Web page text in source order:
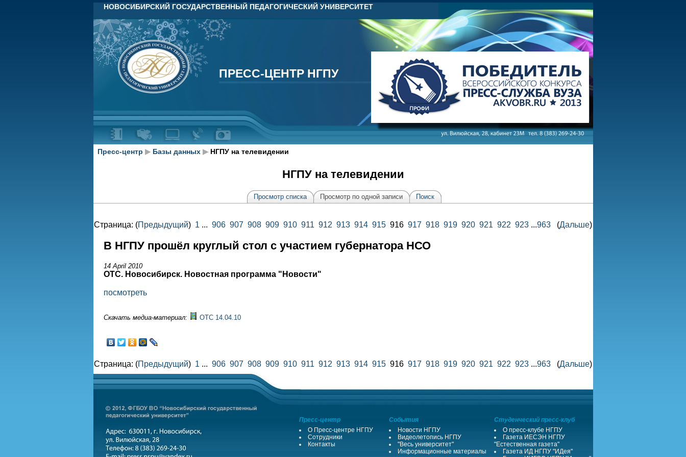
НОВОСИБИРСКИЙ ГОСУДАРСТВЕННЫЙ ПЕДАГОГИЧЕСКИЙ УНИВЕРСИТЕТ
ПРЕСС-ЦЕНТР НГПУ
ПРЕСС-ЦЕНТР НГПУ
Пресс-центр ▶ Базы данных ▶НГПУ на телевидении
НГПУ на телевидении
Просмотр списка Просмотр по одной записи Поиск
Страница: (Предыдущий) 1 ... 906 907 908 909 910 911 912 913 914 915 916 917 918 919 920 921 922 923 ...963 (Дальше)
В НГПУ прошёл круглый стол с участием губернатора НСО
14 April 2010
ОТС. Новосибирск. Новостная программа "Новости"
посмотреть
Скачать медиа-материал: ОТС 14.04.10
Страница: (Предыдущий) 1 ... 906 907 908 909 910 911 912 913 914 915 916 917 918 919 920 921 922 923 ...963 (Дальше)
Пресс-центр События
Студенческий пресс-клуб
О Пресс-центре НГПУ
Сотрудники
Контакты
Новости НГПУ
Видеолетопись НГПУ
"Весь университет"
Информационные материалы
О пресс-клубе НГПУ
Газета ИЕСЭН НГПУ
"Естественная газета"
Газета ИД НГПУ "ИДея"